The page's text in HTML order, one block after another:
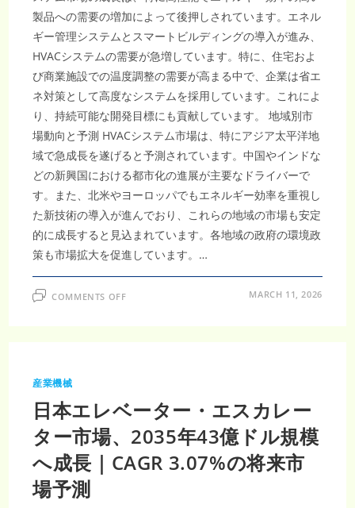
製品への需要の増加によって後押しされています。エネル
ギー管理システムとスマートビルディングの導入が進み、
HVACシステムの需要が急増しています。特に、住宅およ
び商業施設での温度調整の需要が高まる中で、企業は省エ
ネ対策として高度なシステムを採用しています。これによ
り、持続可能な開発目標にも貢献しています。 地域別市
場動向と予測 HVACシステム市場は、特にアジア太平洋地
域で急成長を遂げると予測されています。中国やインドな
どの新興国における都市化の進展が主要なドライバーで
す。また、北米やヨーロッパでもエネルギー効率を重視し
た新技術の導入が進んでおり、これらの地域の市場も安定
的に成長すると見込まれています。各地域の政府の環境政
策も市場拡大を促進しています。…
COMMENTS OFFON
億
2,000
万
米
ド
ル
へ、
MARCH 11, 2026
産業機械
日本エレベーター・エスカレー
ター市場、2035年43億ドル規模
へ成長｜CAGR 3.07%の将来市
場予測